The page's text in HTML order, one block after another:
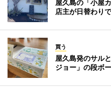
屋久島の「小屋
店主が日替わり
買う
屋久島発のサル
ジョー」の段ボ